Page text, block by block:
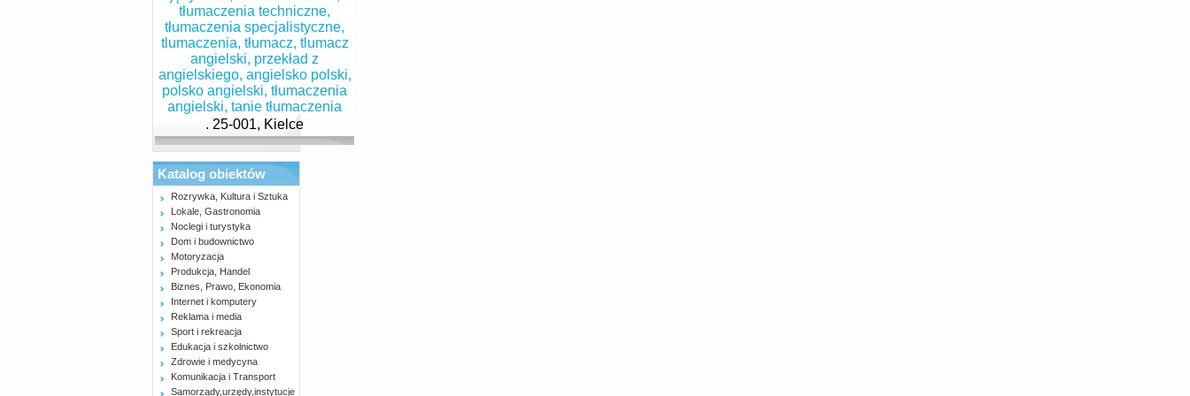
. 25-001, Kielce
Katalog obiektów
Rozrywka, Kultura i Sztuka
Lokale, Gastronomia
Noclegi i turystyka
Dom i budownictwo
Motoryzacja
Produkcja, Handel
Biznes, Prawo, Ekonomia
Internet i komputery
Reklama i media
Sport i rekreacja
Edukacja i szkolnictwo
Zdrowie i medycyna
Komunikacja i Transport
Samorządy,urzędy,instytucje